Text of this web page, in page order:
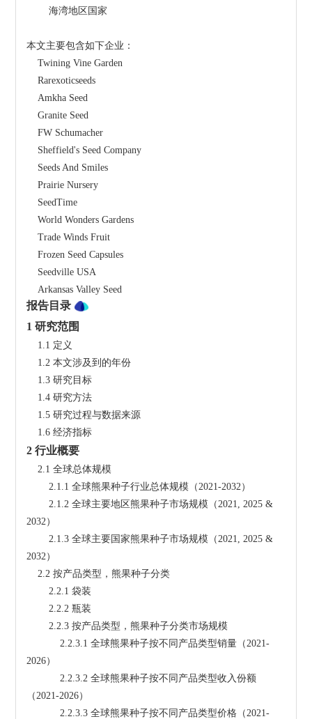
        海湾地区国家
本文主要包含如下企业：
    Twining Vine Garden
    Rarexoticseeds
    Amkha Seed
    Granite Seed
    FW Schumacher
    Sheffield's Seed Company
    Seeds And Smiles
    Prairie Nursery
    SeedTime
    World Wonders Gardens
    Trade Winds Fruit
    Frozen Seed Capsules
    Seedville USA
    Arkansas Valley Seed
报告目录
1 研究范围
    1.1 定义
    1.2 本文涉及到的年份
    1.3 研究目标
    1.4 研究方法
    1.5 研究过程与数据来源
    1.6 经济指标
2 行业概要
    2.1 全球总体规模
        2.1.1 全球熊果种子行业总体规模（2021-2032）
        2.1.2 全球主要地区熊果种子市场规模（2021, 2025 &
2032）
        2.1.3 全球主要国家熊果种子市场规模（2021, 2025 &
2032）
    2.2 按产品类型，熊果种子分类
        2.2.1 袋装
        2.2.2 瓶装
        2.2.3 按产品类型，熊果种子分类市场规模
            2.2.3.1 全球熊果种子按不同产品类型销量（2021-
2026）
            2.2.3.2 全球熊果种子按不同产品类型收入份额
（2021-2026）
            2.2.3.3 全球熊果种子按不同产品类型价格（2021-